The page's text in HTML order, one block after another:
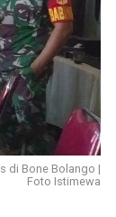
di Bone Bolango |
Foto Istimewa